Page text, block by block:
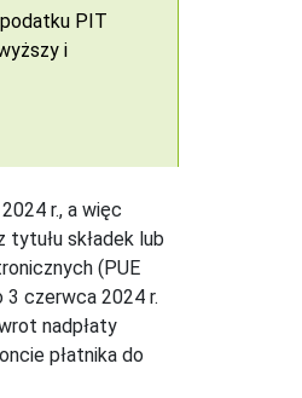
PIT
i
r., a więc
tytułu składek lub
(PUE
3 czerwca 2024 r.
nadpłaty
płatnika do